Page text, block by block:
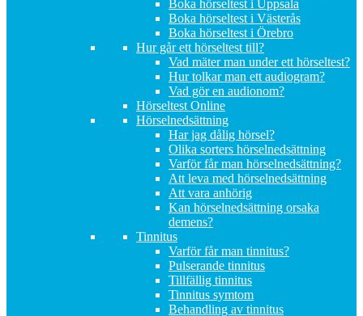
Boka hörseltest i Uppsala
Boka hörseltest i Västerås
Boka hörseltest i Örebro
Hur går ett hörseltest till?
Vad mäter man under ett hörseltest?
Hur tolkar man ett audiogram?
Vad gör en audionom?
Hörseltest Online
Hörselnedsättning
Har jag dålig hörsel?
Olika sorters hörselnedsättning
Varför får man hörselnedsättning?
Att leva med hörselnedsättning
Att vara anhörig
Kan hörselnedsättning orsaka
demens?
Tinnitus
Varför får man tinnitus?
Pulserande tinnitus
Tillfällig tinnitus
Tinnitus symtom
Behandling av tinnitus